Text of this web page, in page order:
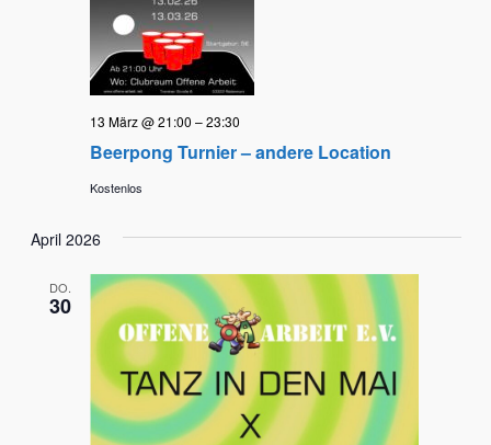
Beerpong Turnier – andere Location
13 März @ 21:00 –23:30
Kostenlos
April 2026
DO.
30